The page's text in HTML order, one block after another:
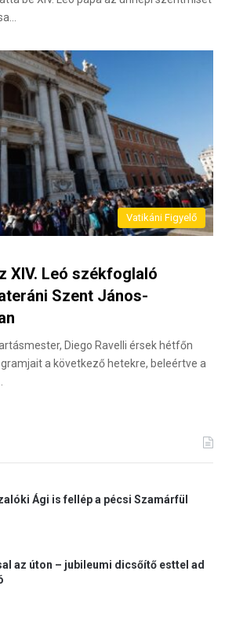
Vatikáni Figyelő
XIV. Leó székfoglaló
Szent János-
Diego Ravelli érsek hétfőn
a következő hetekre, beleértve a
Ági is fellép a pécsi Szamárfül
az úton – jubileumi dicsőítő esttel ad